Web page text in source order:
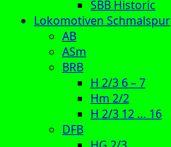
SBB Historic
Lokomotiven Schmalspur
AB
ASm
BRB
H 2/3 6 – 7
Hm 2/2
H 2/3 12 … 16
DFB